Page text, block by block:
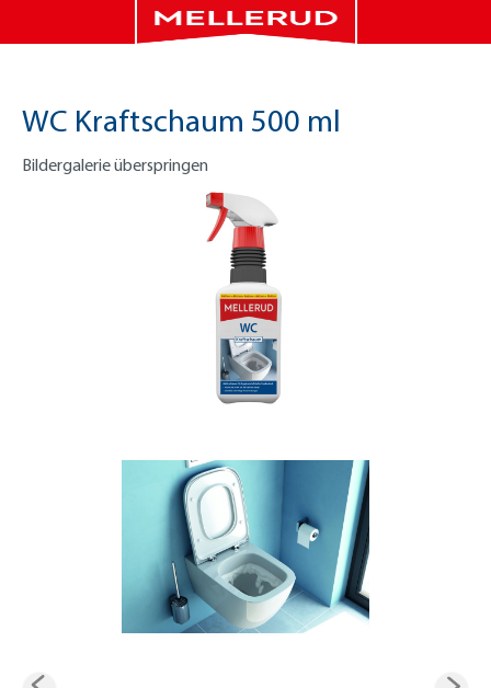
WC Kraftschaum 500 ml
Bildergalerie überspringen